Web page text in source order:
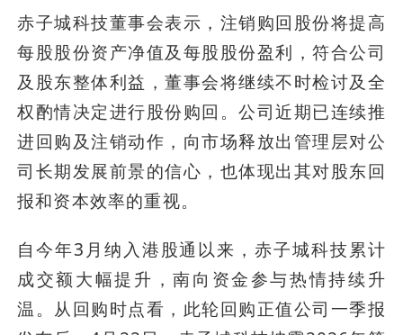
赤子城科技董事会表示，注销购回股份将提高
每股股份资产净值及每股股份盈利，符合公司
及股东整体利益，董事会将继续不时检讨及全
权酌情决定进行股份购回。公司近期已连续推
进回购及注销动作，向市场释放出管理层对公
司长期发展前景的信心，也体现出其对股东回
报和资本效率的重视。
自今年3月纳入港股通以来，赤子城科技累计
成交额大幅提升，南向资金参与热情持续升
温。从回购时点看，此轮回购正值公司一季报